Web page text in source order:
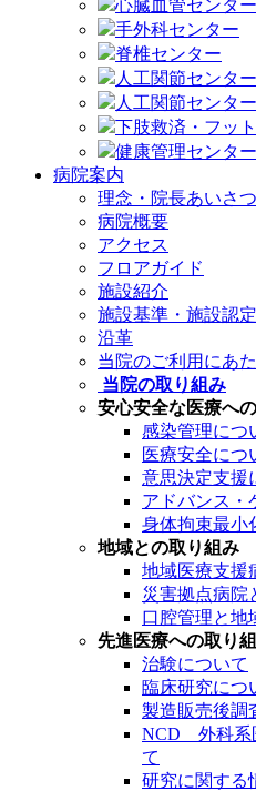
心臓血管センタ
手外科センター
脊椎センター
人工関節センタ
人工関節センタ
下肢救済・フッ
健康管理センター
病院案内
理念・院長あいさつ
病院概要
アクセス
フロアガイド
施設紹介
施設基準・施設認定
沿革
当院のご利用にあ
当院の取り組み
安心安全な医療へ
感染管理につ
医療安全につ
意思決定支援
アドバンス・
身体拘束最小
地域との取り組み
地域医療支援
災害拠点病院
口腔管理と地
先進医療への取り
治験について
臨床研究につ
製造販売後調
NCD 外科系
て
研究に関する